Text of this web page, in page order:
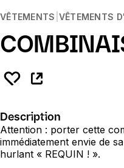
VÊTEMENTS VÊTEMENTS
Description
Attention : porter cette
immédiatement envie de
hurlant « REQUIN ! ».